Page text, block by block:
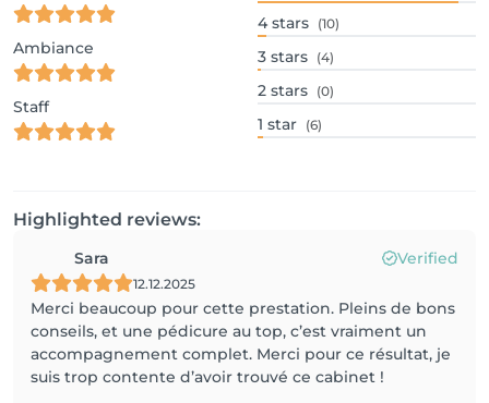
Ambiance
Staff
4 stars (10)
3 stars (4)
2 stars (0)
1 star (6)
Highlighted reviews:
Sara Verified
12.12.2025
Merci beaucoup pour cette prestation. Pleins de bons
conseils, et une pédicure au top, c’est vraiment un
accompagnement complet. Merci pour ce résultat, je
suis trop contente d’avoir trouvé ce cabinet !